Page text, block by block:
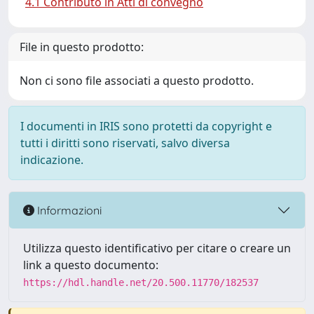
File in questo prodotto:
Non ci sono file associati a questo prodotto.
I documenti in IRIS sono protetti da copyright e
tutti i diritti sono riservati, salvo diversa
indicazione.
Informazioni
Utilizza questo identificativo per citare o creare un
link a questo documento:
https://hdl.handle.net/20.500.11770/182537